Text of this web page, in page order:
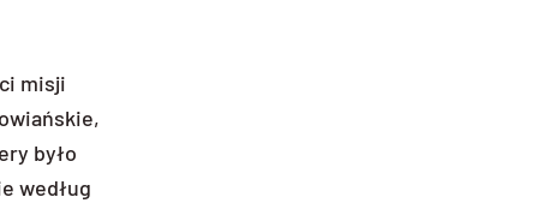
misji
było
według